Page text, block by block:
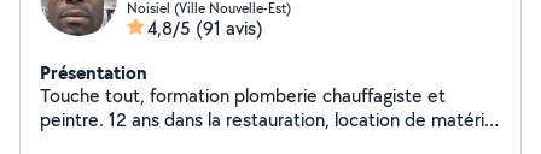
Noisiel (Ville Nouvelle-Est)
4,8/5 (91 avis)
Présentation
Touche tout, formation plomberie chauffagiste et
peintre. 12 ans dans la restauration, location de matériel